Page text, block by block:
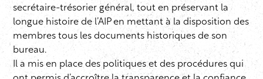
secrétaire-trésorier général, tout en préservant la
longue histoire de l’AIP en mettant à la disposition des
membres tous les documents historiques de son
bureau.
Il a mis en place des politiques et des procédures qui